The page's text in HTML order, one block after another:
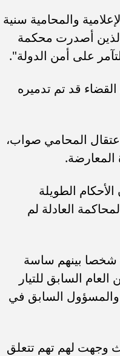
والمحامية سنية
أصدرت محكمة
قد تم تدميره
المحامي صواب،
الطويلة
العادلة لم
وشملت القضية، التي تعد من أكثر القضايا إثارة للجدل في تونس، نحو 40 شخصا بينهم ساسة
السابق للتيار
والمسؤول السابق في
خلال حملة أجرتها السلطات التونسية عام 2023، حيث وجهت لهم تهم تتعلق